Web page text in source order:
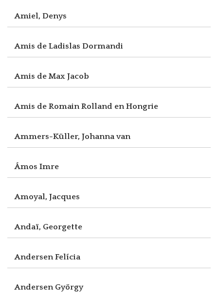
Amiel, Denys
Amis de Ladislas Dormandi
Amis de Max Jacob
Amis de Romain Rolland en Hongrie
Ammers-Küller, Johanna van
Ámos Imre
Amoyal, Jacques
Andaï, Georgette
Andersen Felícia
Andersen György